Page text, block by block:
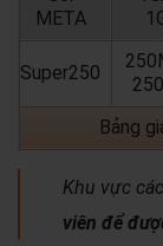
META
Super250
Bảng
Khu vực
viên để